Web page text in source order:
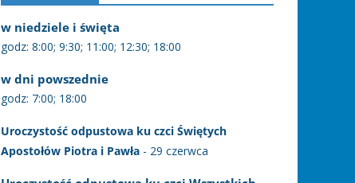
w niedziele i święta
godz: 8:00; 9:30; 11:00; 12:30; 18:00
w dni powszednie
godz: 7:00; 18:00
Uroczystość odpustowa ku czci Świętych
Apostołów Piotra i Pawła - 29 czerwca